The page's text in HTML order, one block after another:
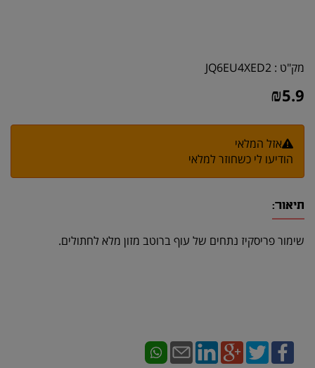
מק"ט : JQ6EU4XED2
₪5.9
אזל המלאי
הודיעו לי כשחוזר למלאי
תיאור:
שימור פריסקיז נתחים של עוף ברוטב מזון מלא לחתולים.